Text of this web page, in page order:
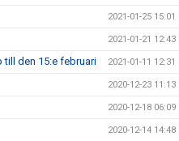
2021-01-25 15:01
2021-01-21 12:43
den 15:e februari 2021-01-11 12:31
2020-12-23 11:13
2020-12-18 06:09
2020-12-14 14:48